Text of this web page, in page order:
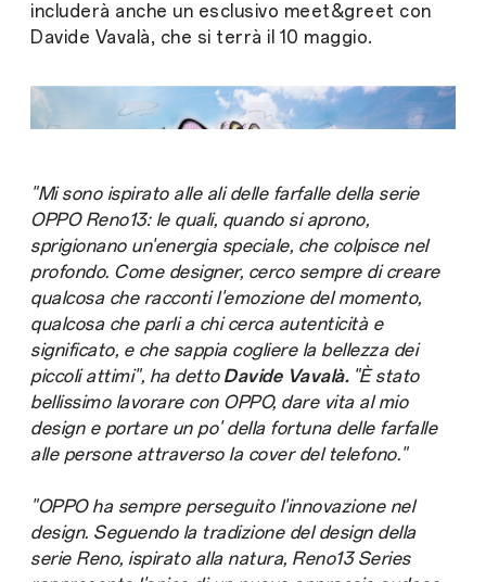
includerà anche un esclusivo meet&greet con
Davide Vavalà, che si terrà il 10 maggio.
"Mi sono ispirato alle ali delle farfalle della serie
OPPO Reno13: le quali, quando si aprono,
sprigionano un'energia speciale, che colpisce nel
profondo. Come designer, cerco sempre di creare
qualcosa che racconti l'emozione del momento,
qualcosa che parli a chi cerca autenticità e
significato, e che sappia cogliere la bellezza dei
piccoli attimi", ha detto Davide Vavalà. "È stato
bellissimo lavorare con OPPO, dare vita al mio
design e portare un po' della fortuna delle farfalle
alle persone attraverso la cover del telefono."
"OPPO ha sempre perseguito l'innovazione nel
design. Seguendo la tradizione del design della
serie Reno, ispirato alla natura, Reno13 Series